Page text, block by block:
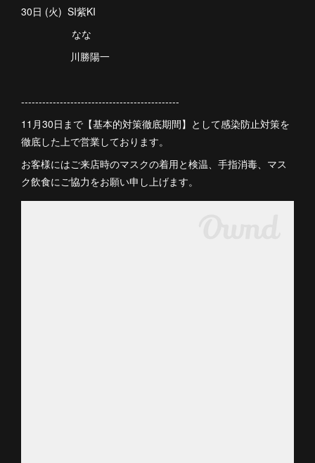
30日 (火) SI紫KI
なな
川勝陽一
---------------------------------------------
11月30日まで【基本的対策徹底期間】として感染防止対策を
徹底した上で営業しております。
お客様にはご来店時のマスクの着用と検温、手指消毒、マス
ク飲食にご協力をお願い申し上げます。